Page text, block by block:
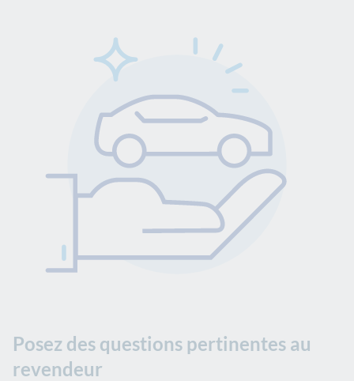
Posez des questions pertinentes au
revendeur